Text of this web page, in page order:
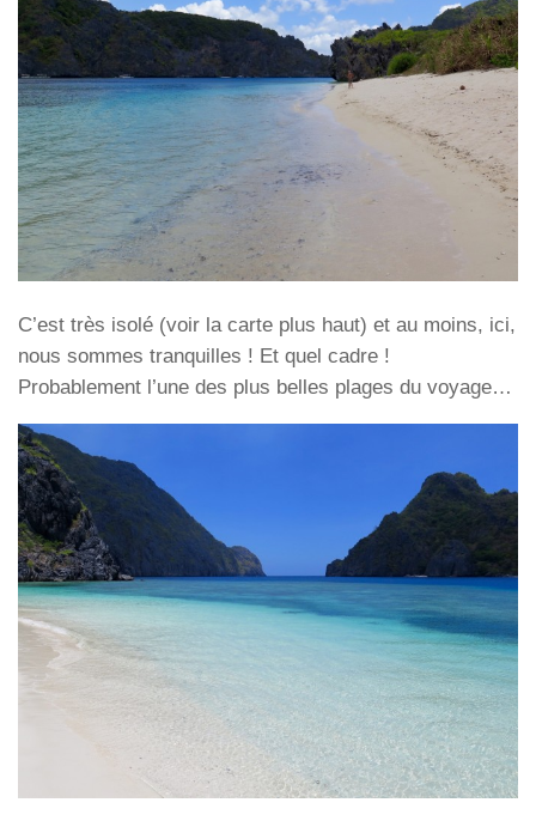
C’est très isolé (voir la carte plus haut) et au moins, ici,
nous sommes tranquilles ! Et quel cadre !
Probablement l’une des plus belles plages du voyage…